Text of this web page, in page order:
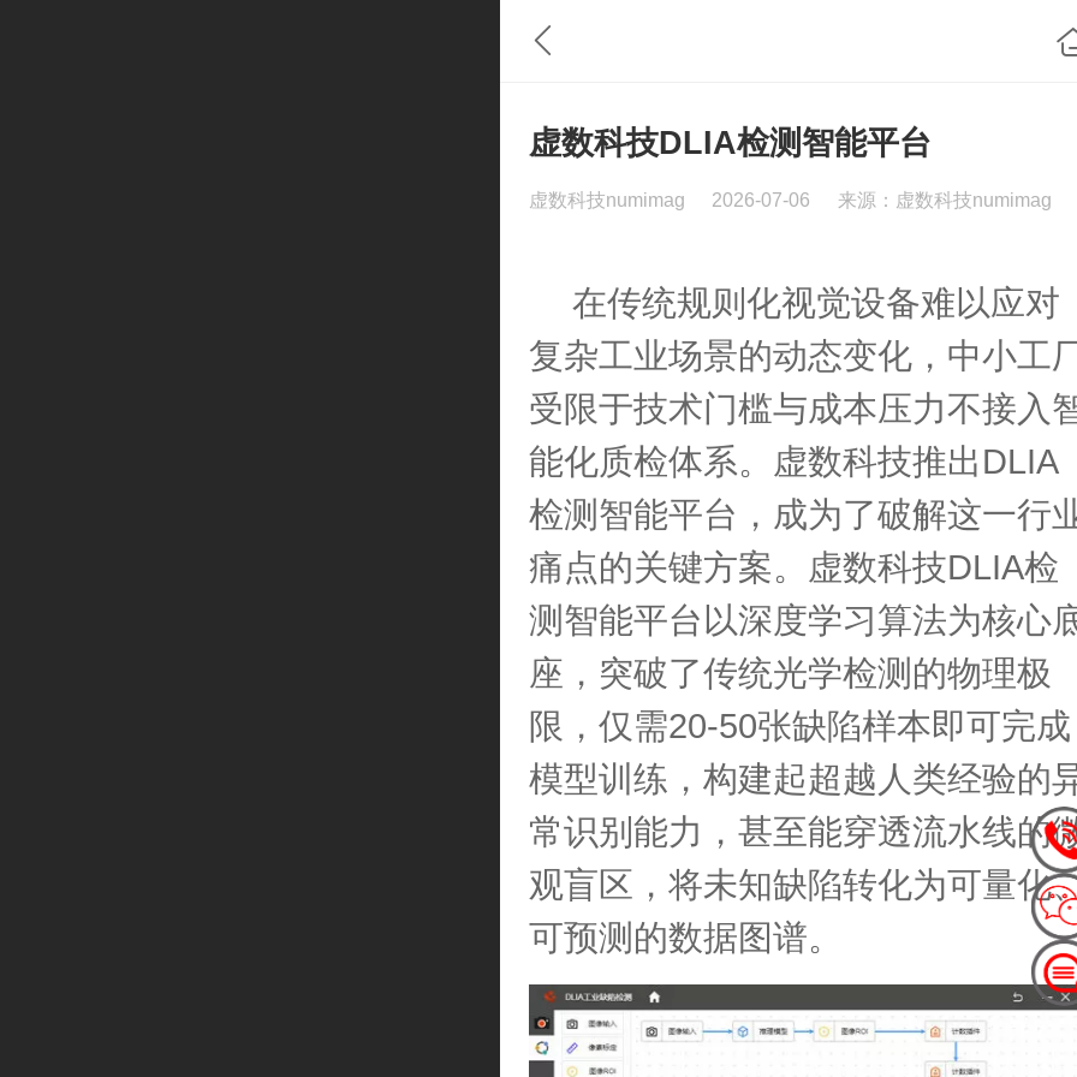
虚数科技DLIA检测智能平台
虚数科技numimag 2026-07-06 来源：虚数科技numimag
在传统规则化视觉设备难以应对
复杂工业场景的动态变化，中小工
受限于技术门槛与成本压力不接入
能化质检体系。虚数科技推出DLIA
检测智能平台，成为了破解这一行
痛点的关键方案。虚数科技DLIA检
测智能平台以深度学习算法为核心
座，突破了传统光学检测的物理极
限，仅需20-50张缺陷样本即可完成
模型训练，构建起超越人类经验的
常识别能力，甚至能穿透流水线的
观盲区，将未知缺陷转化为可量化
可预测的数据图谱。